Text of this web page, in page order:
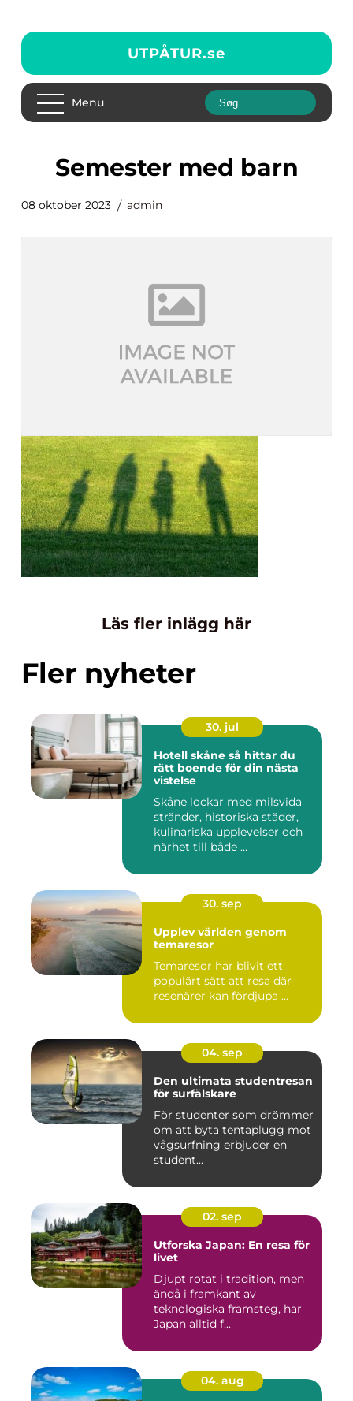
UTPÅTUR.se
Menu
semester med barn
08 oktober 2023 admin
Läs fler inlägg här
Fler nyheter
30. jul
Hotell skåne så hittar du
rätt boende för din nästa
vistelse
Skåne lockar med milsvida
stränder, historiska städer,
kulinariska upplevelser och
närhet till både ...
30. sep
Upplev världen genom
temaresor
Temaresor har blivit ett
populärt sätt att resa där
resenärer kan fördjupa ...
04. sep
Den ultimata studentresan
för surfälskare
För studenter som drömmer
om att byta tentaplugg mot
vågsurfning erbjuder en
student...
02. sep
Utforska Japan: En resa för
livet
Djupt rotat i tradition, men
ändå i framkant av
teknologiska framsteg, har
Japan alltid f...
04. aug